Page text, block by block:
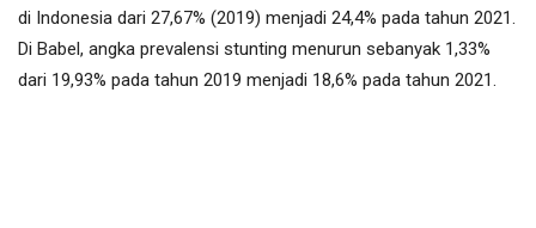
di Indonesia dari 27,67% (2019) menjadi 24,4% pada tahun 2021.
Di Babel, angka prevalensi stunting menurun sebanyak 1,33%
dari 19,93% pada tahun 2019 menjadi 18,6% pada tahun 2021.